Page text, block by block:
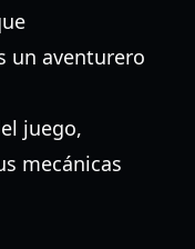
un aventurero
juego,
mecánicas